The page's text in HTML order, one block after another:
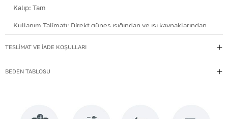
Kalıp: Tam
Kullanım Talimatı: Direkt güneş ışığından ve ısı kaynaklarından
uzak tutun.
Hakiki Deri
Menşei:Türkiye
TESLİMAT VE İADE KOŞULLARI
BEDEN TABLOSU